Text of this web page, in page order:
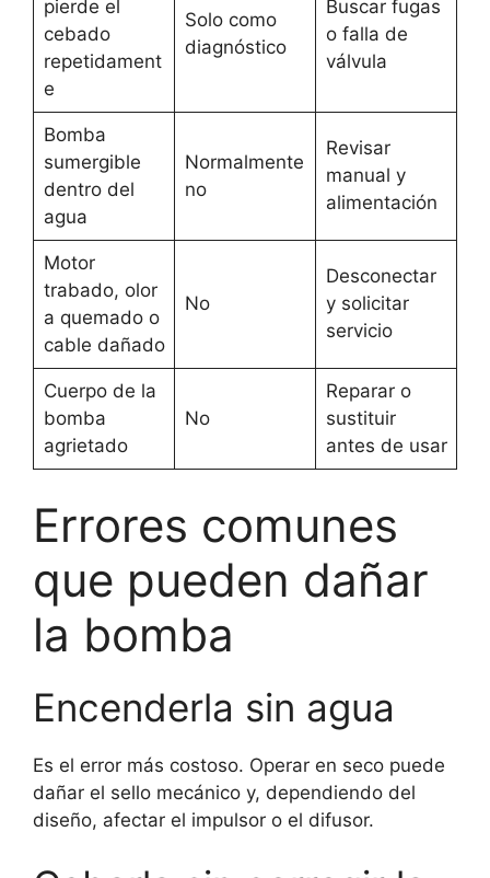
pierde el
cebado
repetidament
e
Solo como
diagnóstico
Buscar fugas
o falla de
válvula
Bomba
sumergible
dentro del
agua
Normalmente
no
Revisar
manual y
alimentación
Motor
trabado, olor
a quemado o
cable dañado
No
Desconectar
y solicitar
servicio
Cuerpo de la
bomba
agrietado
No
Reparar o
sustituir
antes de usar
Errores comunes
que pueden dañar
la bomba
Encenderla sin agua
Es el error más costoso. Operar en seco puede
dañar el sello mecánico y, dependiendo del
diseño, afectar el impulsor o el difusor.